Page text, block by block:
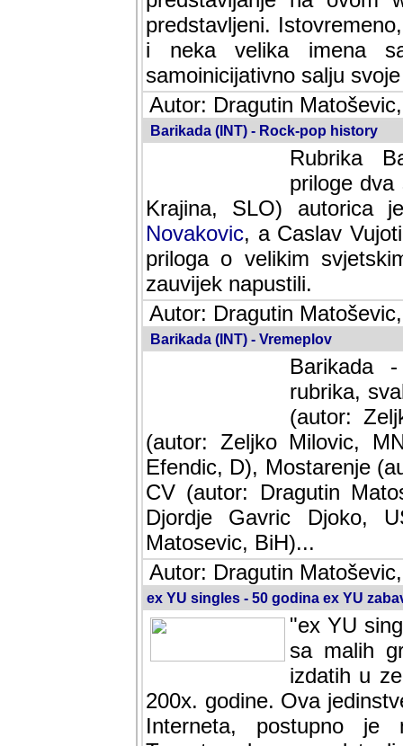
predstavljeni.
i neka velika imena
samoinicijativno salju
Autor: Dragutin
Barikada (INT) - Rock-pop history
Rubrika
dva
SLO) autorica je velikog
Caslav Vujotic
velikim svjetskim
napustili.
Autor: Dragutin
Barikada (INT) - Vremeplov
Barikada
rubrika,
(autor:
(autor: Zeljko Milovic,
Efendic, D), Mostarenje
CV (autor: Dragutin
Djordje Gavric Djoko,
Matosevic, BiH)...
Autor: Dragutin
ex YU singles - 50 godina ex YU
"ex YU
sa malih
izdatih u
200x. godine. Ova
Interneta, postupno je